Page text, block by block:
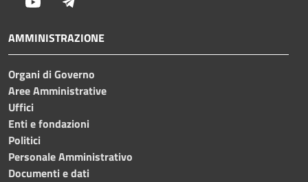
AMMINISTRAZIONE
Organi di Governo
Aree Amministrative
Uffici
Enti e fondazioni
Politici
Personale Amministrativo
Documenti e dati